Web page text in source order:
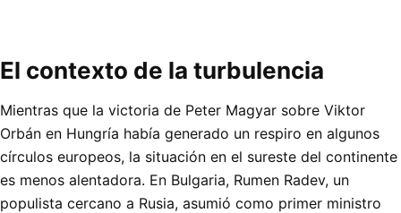
El contexto de la turbulencia
Mientras que la victoria de Peter Magyar sobre Viktor
Orbán en Hungría había generado un respiro en algunos
círculos europeos, la situación en el sureste del continente
es menos alentadora. En Bulgaria, Rumen Radev, un
populista cercano a Rusia, asumió como primer ministro